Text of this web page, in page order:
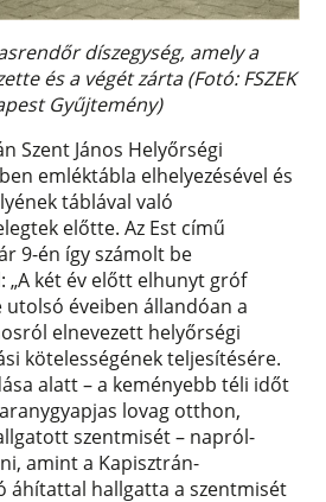
díszegység, amely a
és a végét zárta (Fotó: FSZEK
Gyűjtemény)
Szent János Helyőrségi
emléktábla elhelyezésével és
táblával való
előtte. Az Est című
9-én így számolt be
két év előtt elhunyt gróf
éveiben állandóan a
elnevezett helyőrségi
kötelességének teljesítésére.
alatt – a keményebb téli időt
lovag otthon,
szentmisét – napról-
amint a Kapisztrán-
áhítattal hallgatta a szentmisét